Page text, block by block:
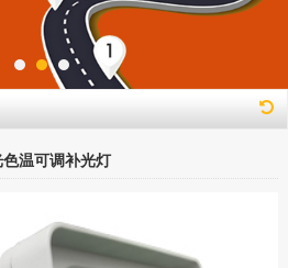
色温可调补光灯